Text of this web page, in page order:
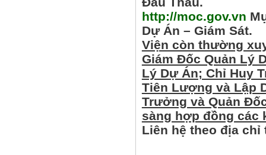
http://moc.gov.vn
Dự Án – Giám Sát.
Viện còn thường
Giám Đốc Quản Lý
Lý Dự Án; Chỉ Huy
Tiên Lượng và Lập
Trưởng và Quản
sàng hợp đồng các
Liên hệ theo địa